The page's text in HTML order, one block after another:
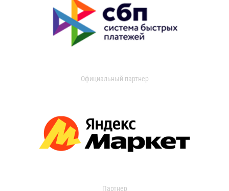
Официальный партнер
Партнер